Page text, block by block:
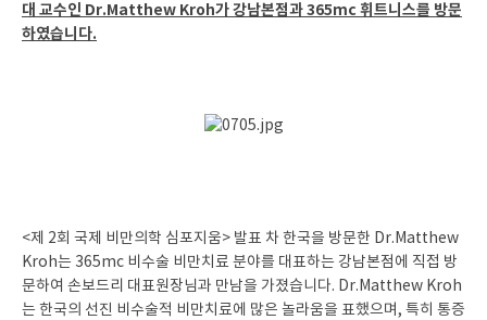
대 교수인 Dr.Matthew Kroh가 강남본점과 365mc 휘트니스를 방문
하였습니다.
<제 2회 국제 비만의학 심포지움> 발표 차 한국을 방문한 Dr.Matthew
Kroh는 365mc 비수술 비만치료 분야를 대표하는 강남본점에 직접 방
문하여 손보드리 대표원장님과 만남을 가졌습니다. Dr.Matthew Kroh
는 한국의 선진 비수술적 비만치료에 많은 놀라움을 표했으며, 특히 통증